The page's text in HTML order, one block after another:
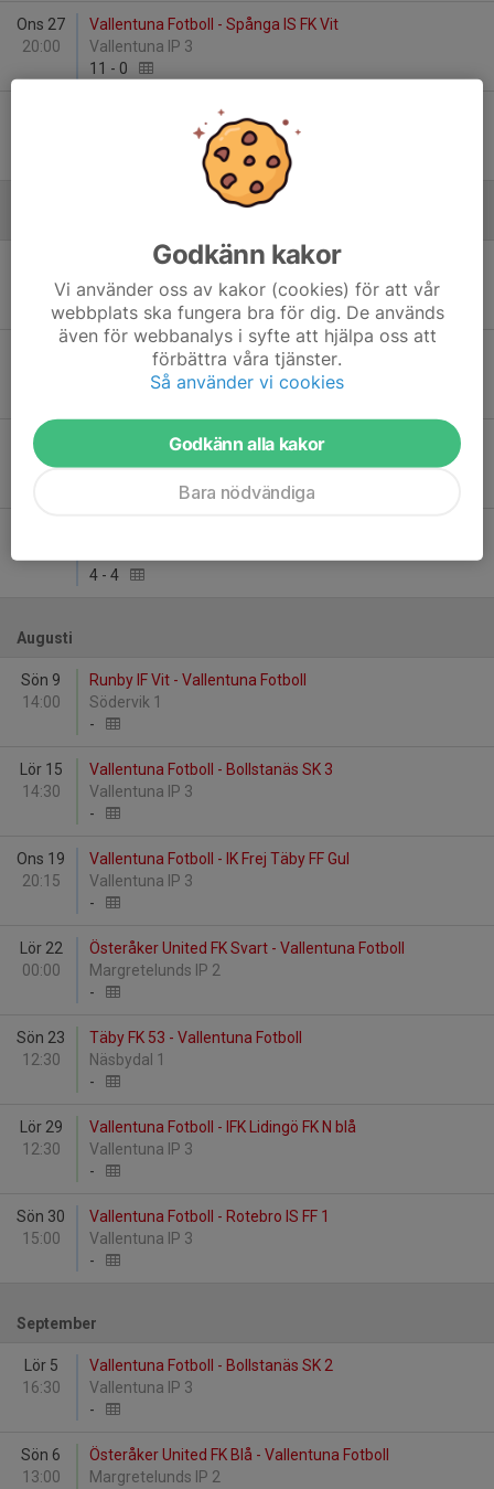
Ons 27
20:00
Vallentuna Fotboll - Spånga IS FK Vit
Vallentuna IP 3
11 - 0
IK Frej Täby FF Gul - Vallentuna Fotboll
Vikingavallen/Täby IP 2
20:10
Vallentuna Fotboll - Täby FK 53
Vallentuna IP 3
3 - 3
Vallentuna Fotboll - Österåker United FK Svart
Vallentuna IP 3
Lör 6
12:00
Bollstanäs SK 3 - Vallentuna Fotboll
Bollstanäs IP 1
4 - 4
Augusti
Sön 9
14:00
Runby IF Vit - Vallentuna Fotboll
Södervik 1
-
Lör 15
14:30
Vallentuna Fotboll - Bollstanäs SK 3
Vallentuna IP 3
-
Ons 19
20:15
Vallentuna Fotboll - IK Frej Täby FF Gul
Vallentuna IP 3
-
Lör 22
00:00
Österåker United FK Svart - Vallentuna Fotboll
Margretelunds IP 2
-
Sön 23
12:30
Täby FK 53 - Vallentuna Fotboll
Näsbydal 1
-
Lör 29
12:30
Vallentuna Fotboll - IFK Lidingö FK N blå
Vallentuna IP 3
-
Sön 30
15:00
Vallentuna Fotboll - Rotebro IS FF 1
Vallentuna IP 3
-
September
Lör 5
16:30
Vallentuna Fotboll - Bollstanäs SK 2
Vallentuna IP 3
-
Sön 6
13:00
Österåker United FK Blå - Vallentuna Fotboll
Margretelunds IP 2
Godkänn kakor
Vi använder oss av kakor (cookies) för att vår
webbplats ska fungera bra för dig. De används
även för webbanalys i syfte att hjälpa oss att
förbättra våra tjänster.
Så använder vi cookies
Godkänn alla kakor
Bara nödvändiga